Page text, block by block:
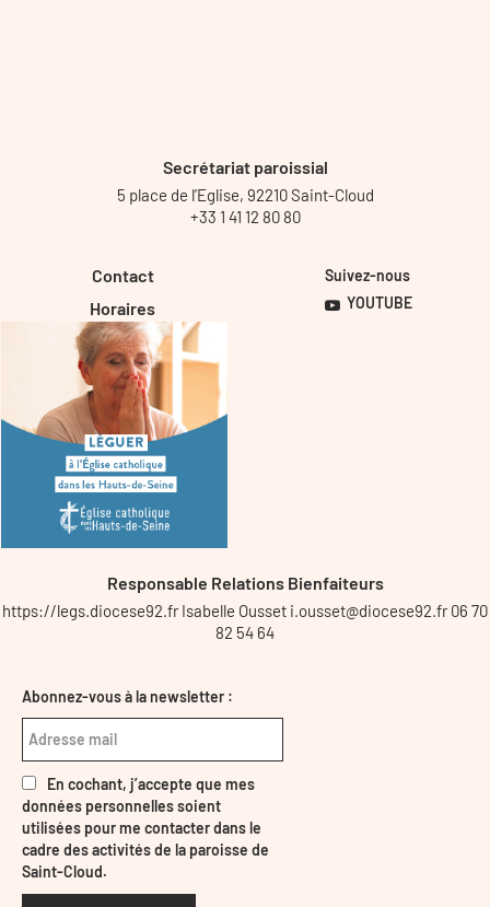
Secrétariat paroissial
5 place de l’Eglise, 92210 Saint-Cloud
+33 1 41 12 80 80
Contact
Horaires
Suivez-nous
YOUTUBE
Responsable Relations Bienfaiteurs
https://legs.diocese92.fr Isabelle Ousset i.ousset@diocese92.fr 06 70
82 54 64
Abonnez-vous à la newsletter :
En cochant, j’accepte que mes
données personnelles soient
utilisées pour me contacter dans le
cadre des activités de la paroisse de
Saint-Cloud.